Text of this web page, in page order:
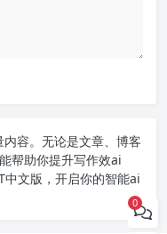
容。无论是文章、博客
帮助你提升写作效ai
中文版 ，开启你的智能ai
0